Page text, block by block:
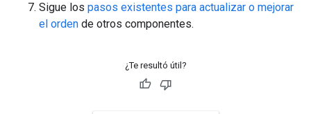
Sigue los pasos existentes para actualizar o mejorar
el orden de otros componentes.
¿Te resultó útil?